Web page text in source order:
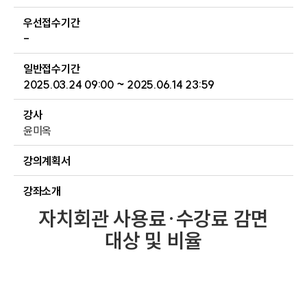
우선접수기간
-
일반접수기간
2025.03.24 09:00 ~ 2025.06.14 23:59
강사
윤미옥
강의계획서
강좌소개
자치회관 사용료·수강료 감면
대상 및 비율